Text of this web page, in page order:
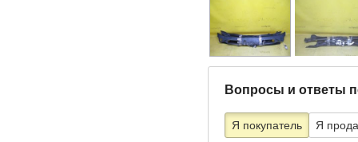
Вопросы и ответы
Я покупатель Я